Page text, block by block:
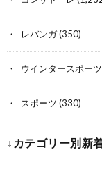
レバンガ(350)
ウインタースポーツ
スポーツ (330)
↓カテゴリー別新